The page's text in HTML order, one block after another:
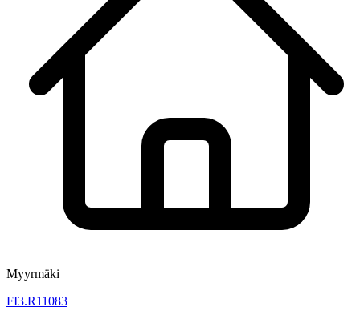
Myyrmäki
FI3.R11083